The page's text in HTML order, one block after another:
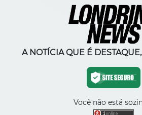
A NOTÍCIA QUE É
Você não está